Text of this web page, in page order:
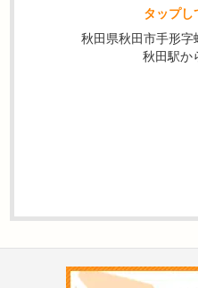
タップし
秋田県秋田市手形字
秋田駅か